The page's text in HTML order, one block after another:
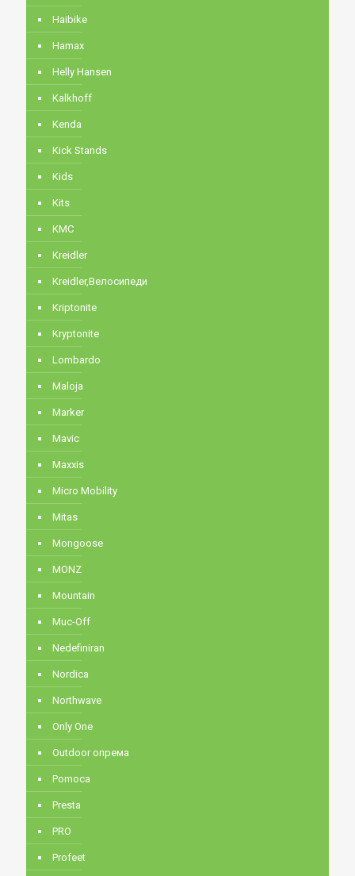
Haibike
Hamax
Helly Hansen
Kalkhoff
Kenda
Kick Stands
Kids
Kits
KMC
Kreidler
Kreidler,Велосипеди
Kriptonite
Kryptonite
Lombardo
Maloja
Marker
Mavic
Maxxis
Micro Mobility
Mitas
Mongoose
MONZ
Mountain
Muc-Off
Nedefiniran
Nordica
Northwave
Only One
Outdoor опрема
Pomoca
Presta
PRO
Profeet